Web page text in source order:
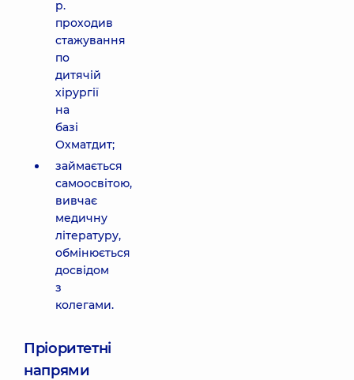
р.
проходив
стажування
по
дитячій
хірургії
на
базі
Охматдит;
займається
самоосвітою,
вивчає
медичну
літературу,
обмінюється
досвідом
з
колегами.
Пріоритетні
напрями